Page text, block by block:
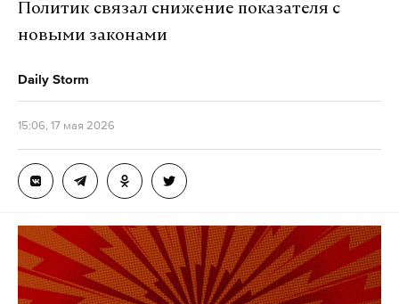
Политик связал снижение показателя с
новыми законами
Daily Storm
15:06, 17 мая 2026